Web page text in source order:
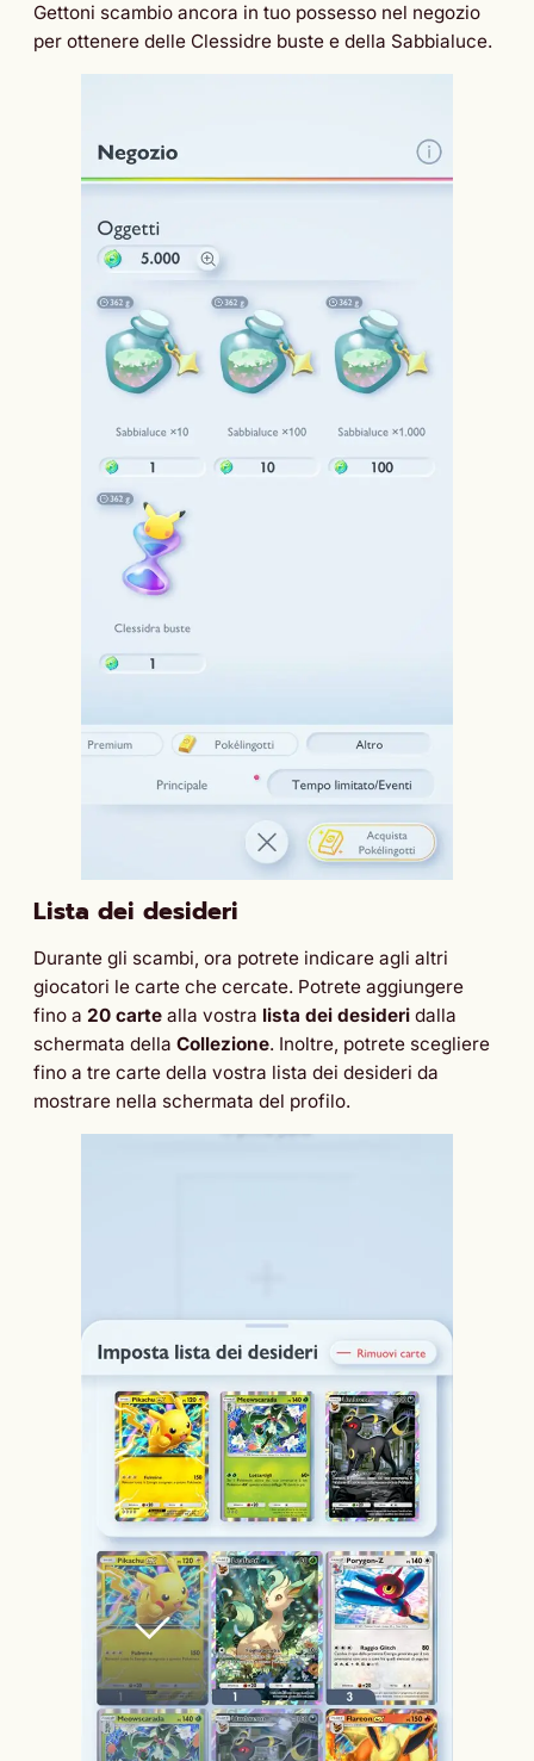
Gettoni scambio ancora in tuo possesso nel negozio
per ottenere delle Clessidre buste e della Sabbialuce.
Lista dei desideri
Durante gli scambi, ora potrete indicare agli altri
giocatori le carte che cercate. Potrete aggiungere
fino a 20 carte alla vostra lista dei desideri dalla
schermata della Collezione. Inoltre, potrete scegliere
fino a tre carte della vostra lista dei desideri da
mostrare nella schermata del profilo.